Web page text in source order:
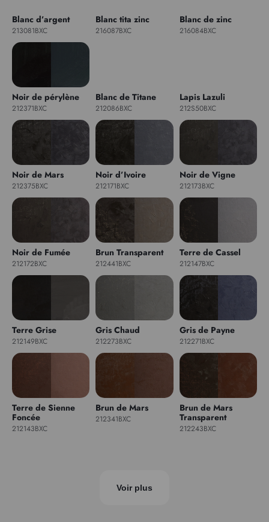
Blanc d’argent
213081BXC
Blanc tita zinc
216087BXC
Blanc de zinc
216084BXC
Noir de pérylène
212371BXC
Blanc de Titane
212086BXC
Lapis Lazuli
212S50BXC
Noir de Mars
212375BXC
Noir d’Ivoire
212171BXC
Noir de Vigne
212173BXC
Noir de Fumée
212172BXC
Brun Transparent
212441BXC
Terre de Cassel
212147BXC
Terre Grise
212149BXC
Gris Chaud
212273BXC
Gris de Payne
212271BXC
Terre de Sienne
Foncée
212143BXC
Brun de Mars
212341BXC
Brun de Mars
Transparent
212243BXC
Voir plus